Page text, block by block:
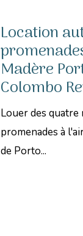
Location
Madère
Colombo
Louer des
promenades à
de Porto...